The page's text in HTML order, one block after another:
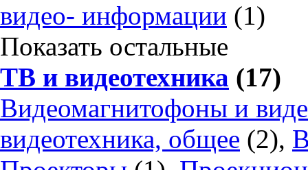
видео- информации (1)
Показать остальные
ТВ и видеотехника (17)
Видеомагнитофоны и
видеотехника, общее (2),